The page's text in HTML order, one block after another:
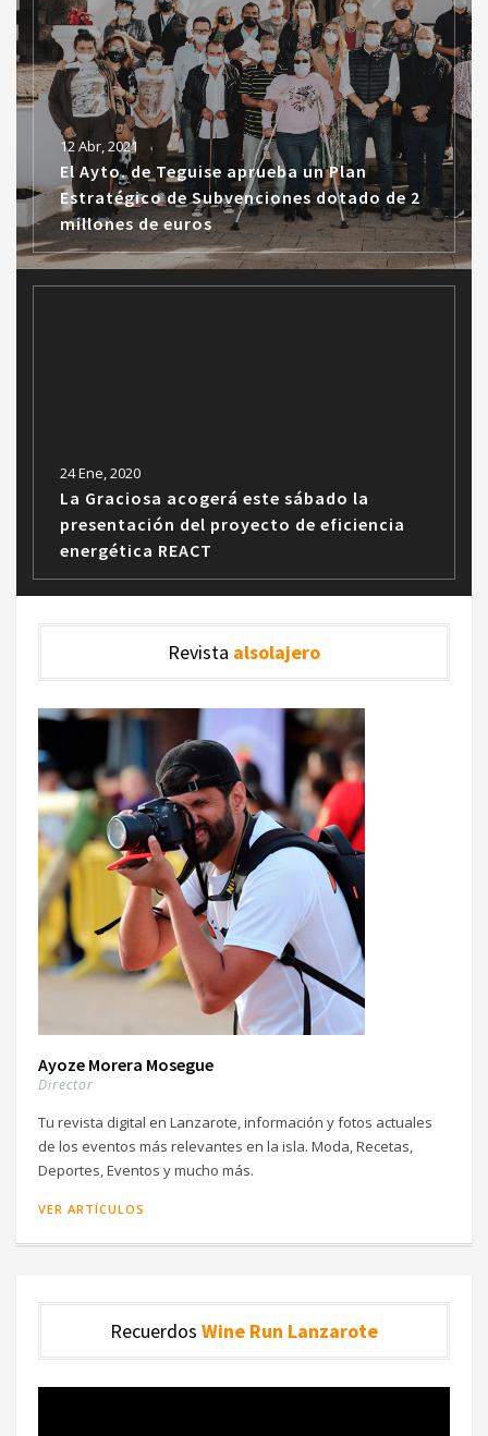
12 Abr, 2021
El Ayto. de Teguise aprueba un Plan
Estratégico de Subvenciones dotado de 2
millones de euros
24 Ene, 2020
La Graciosa acogerá este sábado la
presentación del proyecto de eficiencia
energética REACT
Revista alsolajero
Ayoze Morera Mosegue
Director
Tu revista digital en Lanzarote, información y fotos actuales
de los eventos más relevantes en la isla. Moda, Recetas,
Deportes, Eventos y mucho más.
VER ARTÍCULOS
Recuerdos Wine Run Lanzarote